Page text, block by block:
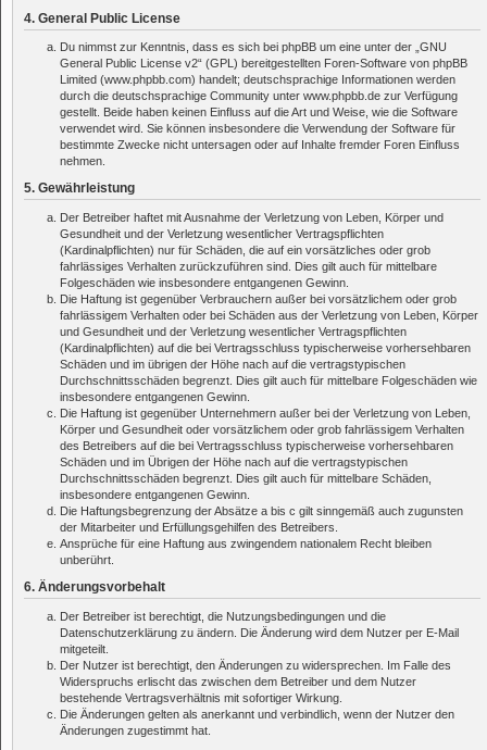
4. General Public License
Du nimmst zur Kenntnis, dass es sich bei phpBB um eine unter der „ GNU
General Public License v2“ (GPL) bereitgestellten Foren-Software von phpBB
Limited (www.phpbb.com) handelt; deutschsprachige Informationen werden
durch die deutschsprachige Community unter www.phpbb.de zur Verfügung
gestellt. Beide haben keinen Einfluss auf die Art und Weise, wie die Software
verwendet wird. Sie können insbesondere die Verwendung der Software für
bestimmte Zwecke nicht untersagen oder auf Inhalte fremder Foren Einfluss
nehmen.
5. Gewährleistung
Der Betreiber haftet mit Ausnahme der Verletzung von Leben, Körper und
Gesundheit und der Verletzung wesentlicher Vertragspflichten
(Kardinalpflichten) nur für Schäden, die auf ein vorsätzliches oder grob
fahrlässiges Verhalten zurückzuführen sind. Dies gilt auch für mittelbare
Folgeschäden wie insbesondere entgangenen Gewinn.
Die Haftung ist gegenüber Verbrauchern außer bei vorsätzlichem oder grob
fahrlässigem Verhalten oder bei Schäden aus der Verletzung von Leben, Körper
und Gesundheit und der Verletzung wesentlicher Vertragspflichten
(Kardinalpflichten) auf die bei Vertragsschluss typischerweise vorhersehbaren
Schäden und im übrigen der Höhe nach auf die vertragstypischen
Durchschnittsschäden begrenzt. Dies gilt auch für mittelbare Folgeschäden wie
insbesondere entgangenen Gewinn.
Die Haftung ist gegenüber Unternehmern außer bei der Verletzung von Leben,
Körper und Gesundheit oder vorsätzlichem oder grob fahrlässigem Verhalten
des Betreibers auf die bei Vertragsschluss typischerweise vorhersehbaren
Schäden und im Übrigen der Höhe nach auf die vertragstypischen
Durchschnittsschäden begrenzt. Dies gilt auch für mittelbare Schäden,
insbesondere entgangenen Gewinn.
Die Haftungsbegrenzung der Absätze a bis c gilt sinngemäß auch zugunsten
der Mitarbeiter und Erfüllungsgehilfen des Betreibers.
Ansprüche für eine Haftung aus zwingendem nationalem Recht bleiben
unberührt.
6. Änderungsvorbehalt
Der Betreiber ist berechtigt, die Nutzungsbedingungen und die
Datenschutzerklärung zu ändern. Die Änderung wird dem Nutzer per E-Mail
mitgeteilt.
Der Nutzer ist berechtigt, den Änderungen zu widersprechen. Im Falle des
Widerspruchs erlischt das zwischen dem Betreiber und dem Nutzer
bestehende Vertragsverhältnis mit sofortiger Wirkung.
Die Änderungen gelten als anerkannt und verbindlich, wenn der Nutzer den
Änderungen zugestimmt hat.